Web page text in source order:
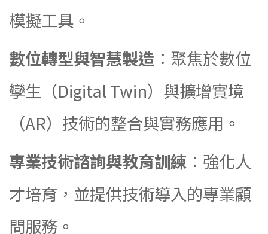
模擬工具。
數位轉型與智慧製造 ：聚焦於數位
孿生（Digital Twin）與擴增實境
（AR）技術的整合與實務應用。
專業技術諮詢與教育訓練 ：強化人
才培育，並提供技術導入的專業顧
問服務。